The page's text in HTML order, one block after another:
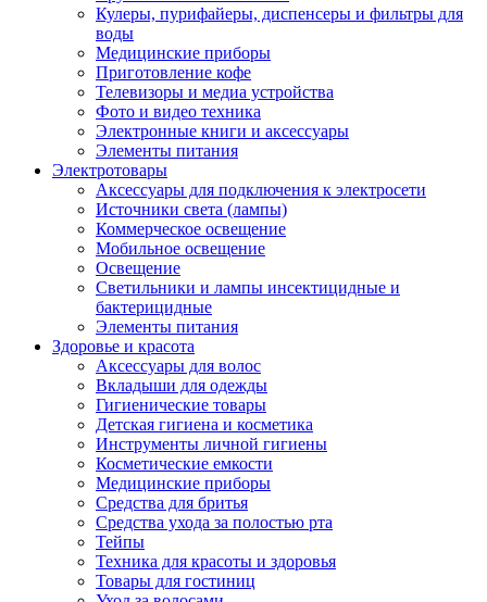
Кулеры, пурифайеры, диспенсеры и фильтры для
воды
Медицинские приборы
Приготовление кофе
Телевизоры и медиа устройства
Фото и видео техника
Электронные книги и аксессуары
Элементы питания
Электротовары
Аксессуары для подключения к электросети
Источники света (лампы)
Коммерческое освещение
Мобильное освещение
Освещение
Светильники и лампы инсектицидные и
бактерицидные
Элементы питания
Здоровье и красота
Аксессуары для волос
Вкладыши для одежды
Гигиенические товары
Детская гигиена и косметика
Инструменты личной гигиены
Косметические емкости
Медицинские приборы
Средства для бритья
Средства ухода за полостью рта
Тейпы
Техника для красоты и здоровья
Товары для гостиниц